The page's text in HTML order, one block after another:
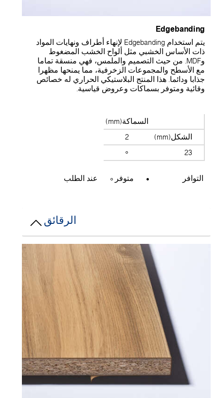
يتم استخدام Edgebanding لإنهاء أطراف ونهايات المواد
الأساس الخشبي مثل ألواح الخشب المضغوط
وMDF. من حيث التصميم والملمس، فهي منسقة تماما
الأسطح والمجموعات الزخرفية، مما يمنحها مظهرا
ودائما. هذا المنتج البلاستيكي الحراري له خصائص
ومتوفر بسماكات وعروض قياسية.
السماكة(mm)
الشكل(mm)
التوافر متوفر عند الطلب
الرقائق